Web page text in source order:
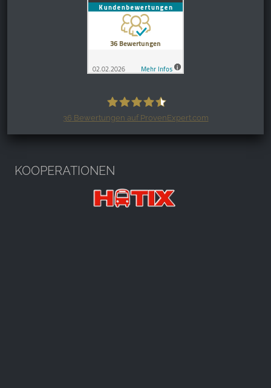
Harzspots.com - Den neuen Harz
36 Bewertungen auf ProvenExpert.com
KOOPERATIONEN